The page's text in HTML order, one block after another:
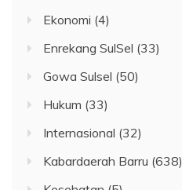
Ekonomi (4)
Enrekang SulSel (33)
Gowa Sulsel (50)
Hukum (33)
Internasional (32)
Kabardaerah Barru (638)